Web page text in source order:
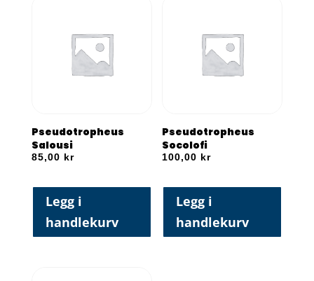
Pseudotropheus
Salousi
85,00 kr
Legg i
handlekurv
Pseudotropheus
Socolofi
100,00 kr
Legg i
handlekurv